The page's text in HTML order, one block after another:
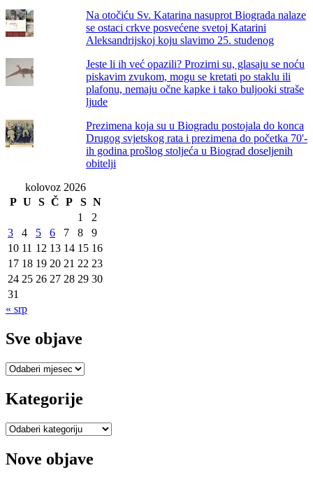
Na otočiću Sv. Katarina nasuprot Biograda nalaze
se ostaci crkve posvećene svetoj Katarini
Aleksandrijskoj koju slavimo 25. studenog
Jeste li ih već opazili? Prozirni su, glasaju se noću
piskavim zvukom, mogu se kretati po staklu ili
plafonu, nemaju očne kapke i tako buljooki straše
ljude
Prezimena koja su u Biogradu postojala do konca
Drugog svjetskog rata i prezimena do početka 70'-
ih godina prošlog stoljeća u Biograd doseljenih
obitelji
kolovoz 2026
P U S Č P S N
1
2
3
4 5 6 7 8
9
10 11 12 13 14 15 16
17 18 19 20 21 22 23
24 25 26 27 28 29 30
31
« srp
Sve objave
Sve
Kategorije
Kategorije
Nove objave